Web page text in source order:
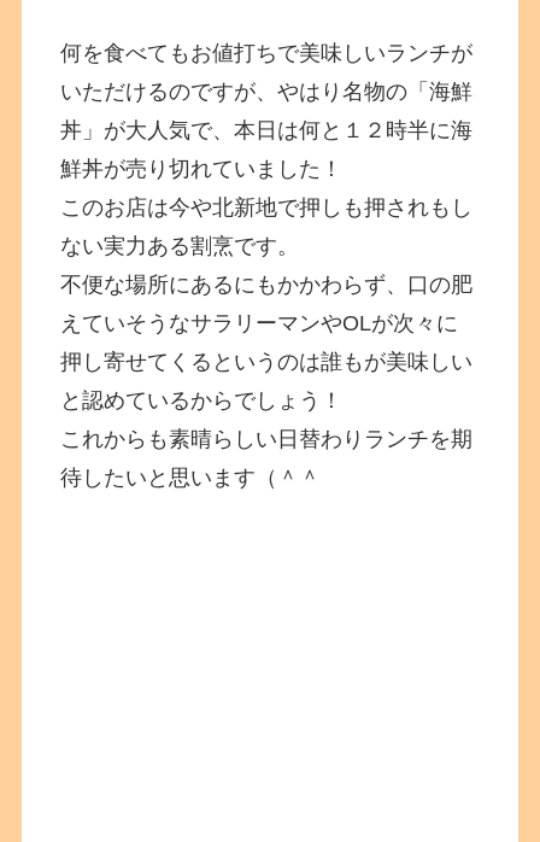
何を食べてもお値打ちで美味しいランチが
いただけるのですが、やはり名物の「海鮮
丼」が大人気で、本日は何と１２時半に海
鮮丼が売り切れていました！
このお店は今や北新地で押しも押されもし
ない実力ある割烹です。
不便な場所にあるにもかかわらず、口の肥
えていそうなサラリーマンやOLが次々に
押し寄せてくるというのは誰もが美味しい
と認めているからでしょう！
これからも素晴らしい日替わりランチを期
待したいと思います（＾＾